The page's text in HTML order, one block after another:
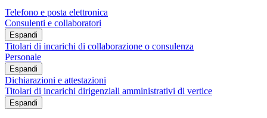
Telefono e posta elettronica
Consulenti e collaboratori
Espandi
Titolari di incarichi di collaborazione o consulenza
Personale
Espandi
Dichiarazioni e attestazioni
Titolari di incarichi dirigenziali amministrativi di vertice
Espandi